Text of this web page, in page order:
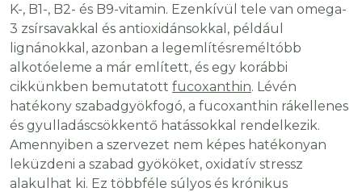
K-, B1-, B2- és B9-vitamin. Ezenkívül tele van omega-
3 zsírsavakkal és antioxidánsokkal, például
lignánokkal, azonban a legemlítésreméltóbb
alkotóeleme a már említett, és egy korábbi
cikkünkben bemutatott fucoxanthin. Lévén
hatékony szabadgyökfogó, a fucoxanthin rákellenes
és gyulladáscsökkentő hatássokkal rendelkezik.
Amennyiben a szervezet nem képes hatékonyan
leküzdeni a szabad gyököket, oxidatív stressz
alakulhat ki. Ez többféle súlyos és krónikus